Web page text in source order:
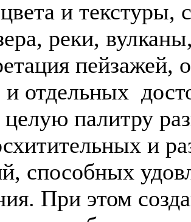
и
реки,
пейзажей,
и отдельных
целую палитру
и
способных
При этом